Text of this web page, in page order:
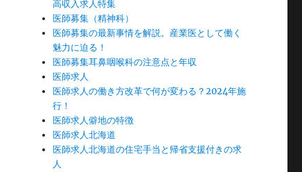
高収入求人特集
医師募集（精神科）
医師募集の最新事情を解説。産業医として働く
魅力に迫る！
医師募集耳鼻咽喉科の注意点と年収
医師求人
医師求人の働き方改革で何が変わる？2024年施
行！
医師求人僻地の特徴
医師求人北海道
医師求人北海道の住宅手当と帰省支援付きの求
人